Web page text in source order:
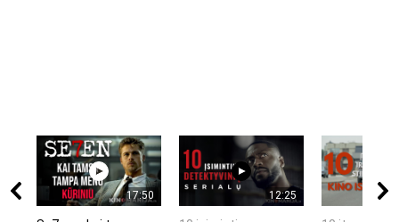
17:50 12:25